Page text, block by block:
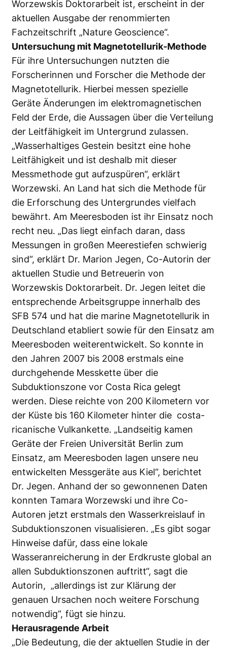
Worzewskis Doktorarbeit ist, erscheint in der
aktuellen Ausgabe der renommierten
Fachzeitschrift „Nature Geoscience“.
Untersuchung mit Magnetotellurik-Methode
Für ihre Untersuchungen nutzten die
Forscherinnen und Forscher die Methode der
Magnetotellurik. Hierbei messen spezielle
Geräte Änderungen im elektromagnetischen
Feld der Erde, die Aussagen über die Verteilung
der Leitfähigkeit im Untergrund zulassen.
„Wasserhaltiges Gestein besitzt eine hohe
Leitfähigkeit und ist deshalb mit dieser
Messmethode gut aufzuspüren“, erklärt
Worzewski. An Land hat sich die Methode für
die Erforschung des Untergrundes vielfach
bewährt. Am Meeresboden ist ihr Einsatz noch
recht neu. „Das liegt einfach daran, dass
Messungen in großen Meerestiefen schwierig
sind“, erklärt Dr. Marion Jegen, Co-Autorin der
aktuellen Studie und Betreuerin von
Worzewskis Doktorarbeit. Dr. Jegen leitet die
entsprechende Arbeitsgruppe innerhalb des
SFB 574 und hat die marine Magnetotellurik in
Deutschland etabliert sowie für den Einsatz am
Meeresboden weiterentwickelt. So konnte in
den Jahren 2007 bis 2008 erstmals eine
durchgehende Messkette über die
Subduktionszone vor Costa Rica gelegt
werden. Diese reichte von 200 Kilometern vor
der Küste bis 160 Kilometer hinter die costa-
ricanische Vulkankette. „Landseitig kamen
Geräte der Freien Universität Berlin zum
Einsatz, am Meeresboden lagen unsere neu
entwickelten Messgeräte aus Kiel“, berichtet
Dr. Jegen. Anhand der so gewonnenen Daten
konnten Tamara Worzewski und ihre Co-
Autoren jetzt erstmals den Wasserkreislauf in
Subduktionszonen visualisieren. „Es gibt sogar
Hinweise dafür, dass eine lokale
Wasseranreicherung in der Erdkruste global an
allen Subduktionszonen auftritt“, sagt die
Autorin, „allerdings ist zur Klärung der
genauen Ursachen noch weitere Forschung
notwendig“, fügt sie hinzu.
Herausragende Arbeit
„Die Bedeutung, die der aktuellen Studie in der